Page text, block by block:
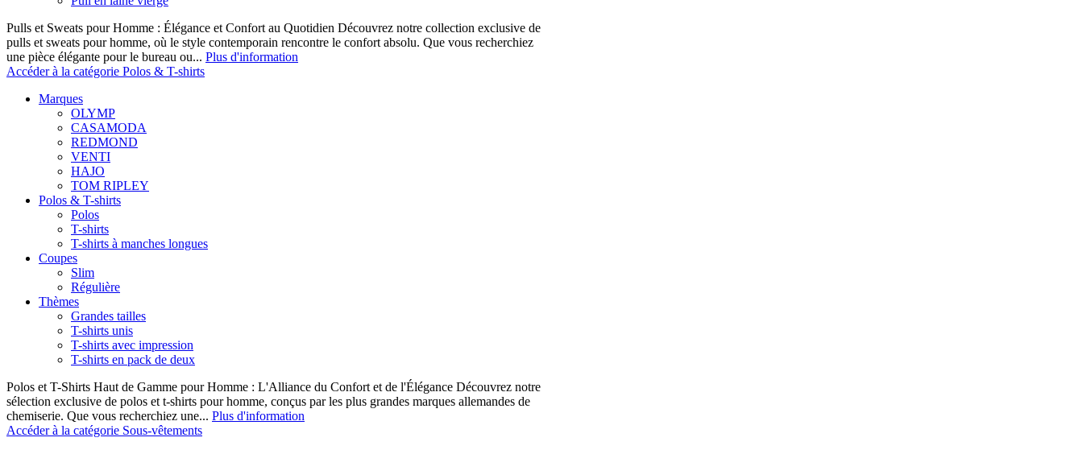
Pulls et Sweats pour Homme : Élégance et Confort au Quotidien Découvrez notre collection exclusive de
pulls et sweats pour homme, où le style contemporain rencontre le confort absolu. Que vous recherchiez
une pièce élégante pour le bureau ou... Plus d'information
Accéder à la catégorie Polos & T-shirts
Marques
OLYMP
CASAMODA
REDMOND
VENTI
HAJO
TOM RIPLEY
Polos & T-shirts
Polos
T-shirts
T-shirts à manches longues
Coupes
Slim
Régulière
Thèmes
Grandes tailles
T-shirts unis
T-shirts avec impression
T-shirts en pack de deux
Polos et T-Shirts Haut de Gamme pour Homme : L'Alliance du Confort et de l'Élégance Découvrez notre
sélection exclusive de polos et t-shirts pour homme, conçus par les plus grandes marques allemandes de
chemiserie. Que vous recherchiez une... Plus d'information
Accéder à la catégorie Sous-vêtements